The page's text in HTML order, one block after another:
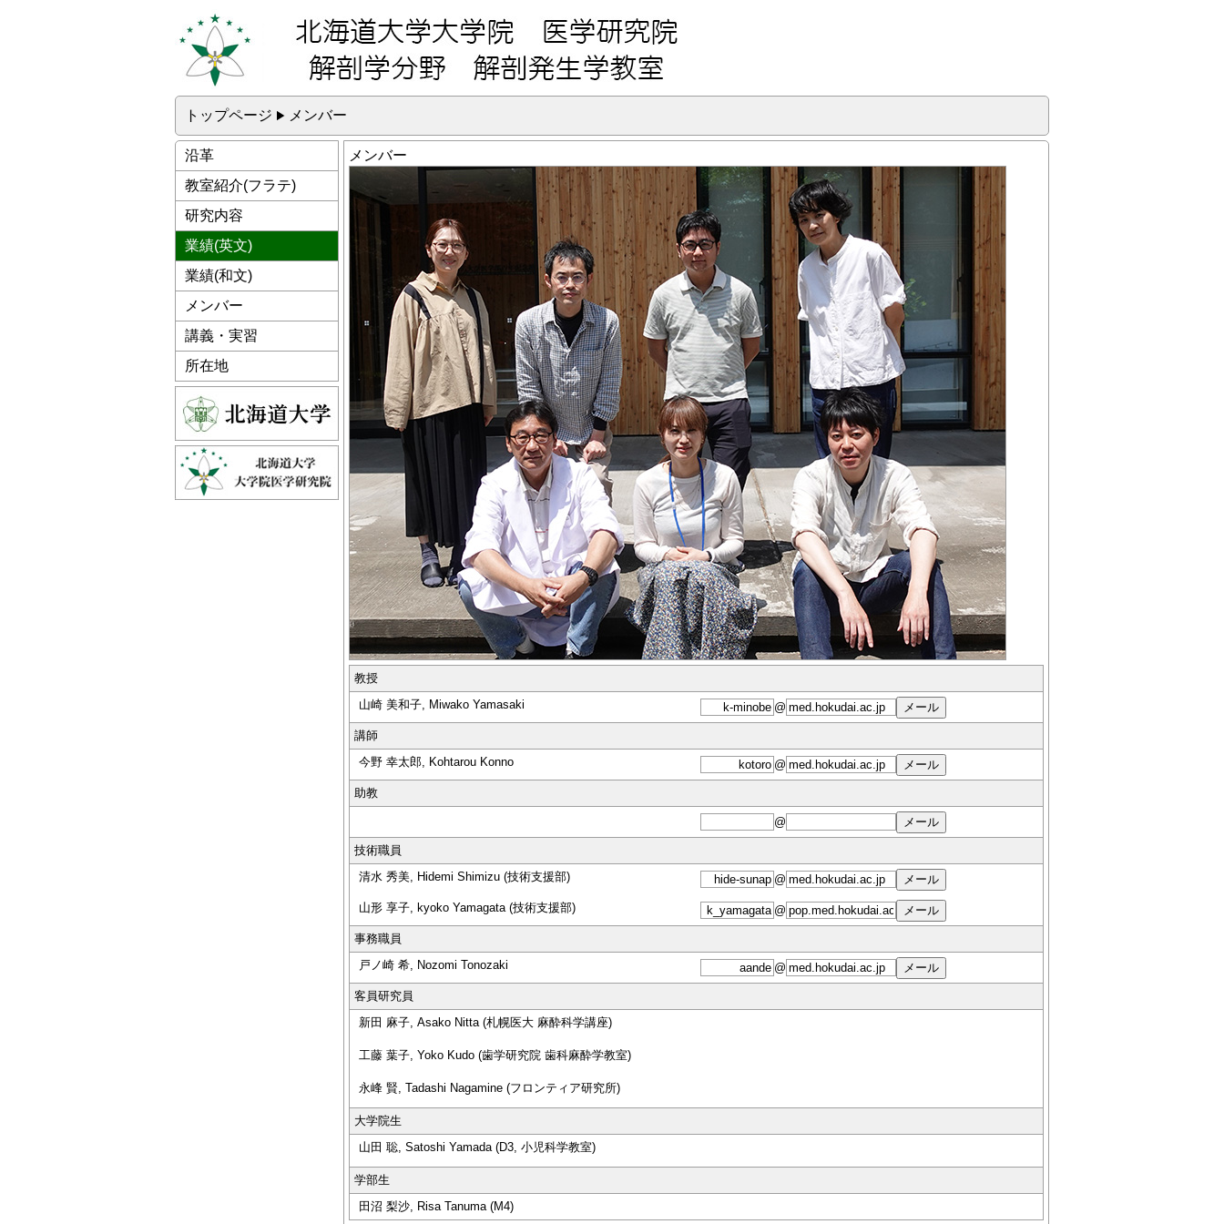
トップページ メンバー
沿革
教室紹介(フラテ)
研究内容
業績(英文)
業績(和文)
メンバー
講義・実習
所在地
メンバー
教授
山崎 美和子, Miwako Yamasaki
@
講師
今野 幸太郎, Kohtarou Konno
@
助教
@
技術職員
清水 秀美, Hidemi Shimizu (技術支援部)
@
山形 享子, kyoko Yamagata (技術支援部) @
事務職員
戸ノ崎 希, Nozomi Tonozaki
@
客員研究員
新田 麻子, Asako Nitta (札幌医大 麻酔科学講座)
工藤 葉子, Yoko Kudo (歯学研究院 歯科麻酔学教室)
永峰 賢, Tadashi Nagamine (フロンティア研究所)
大学院生
山田 聡, Satoshi Yamada (D3, 小児科学教室)
学部生
田沼 梨沙, Risa Tanuma (M4)